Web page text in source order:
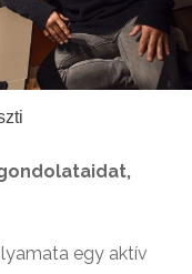
egy aktív